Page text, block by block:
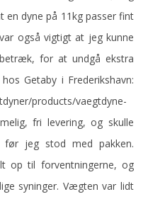
en dyne på 11kg passer fint
også vigtigt at jeg kunne
for at undgå ekstra
Getaby i Frederikshavn:
products/vaegtdyne-
fri levering, og skulle
jeg stod med pakken.
op til forventningerne, og
syninger. Vægten var lidt